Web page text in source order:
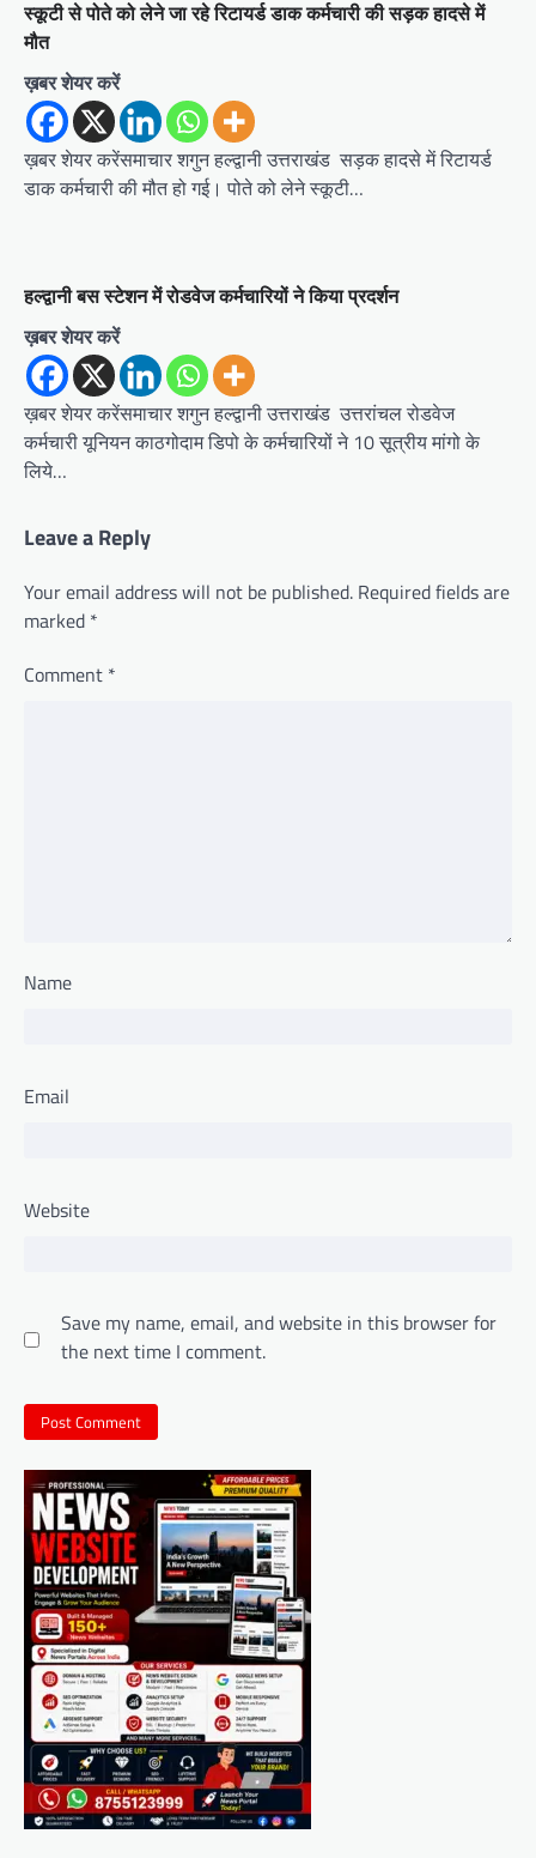
स्कूटी से पोते को लेने जा रहे रिटायर्ड डाक कर्मचारी की सड़क हादसे में
मौत
ख़बर शेयर करें
ख़बर शेयर करेंसमाचार शगुन हल्द्वानी उत्तराखंड सड़क हादसे में रिटायर्ड
डाक कर्मचारी की मौत हो गई। पोते को लेने स्कूटी…
हल्द्वानी बस स्टेशन में रोडवेज कर्मचारियों ने किया प्रदर्शन
ख़बर शेयर करें
ख़बर शेयर करेंसमाचार शगुन हल्द्वानी उत्तराखंड उत्तरांचल रोडवेज
कर्मचारी यूनियन काठगोदाम डिपो के कर्मचारियों ने 10 सूत्रीय मांगो के
लिये…
Leave a Reply
Your email address will not be published. Required fields are
marked *
Comment *
Name
Email
Website
Save my name, email, and website in this browser for
the next time I comment.